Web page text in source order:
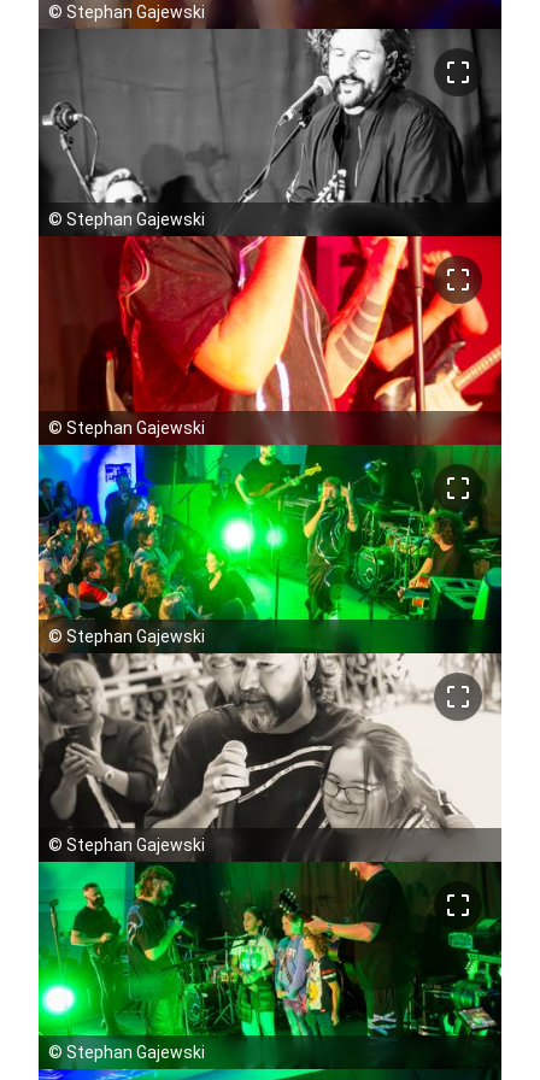
© Stephan Gajewski
crop_free
© Stephan Gajewski
crop_free
© Stephan Gajewski
crop_free
© Stephan Gajewski
crop_free
© Stephan Gajewski
crop_free
© Stephan Gajewski